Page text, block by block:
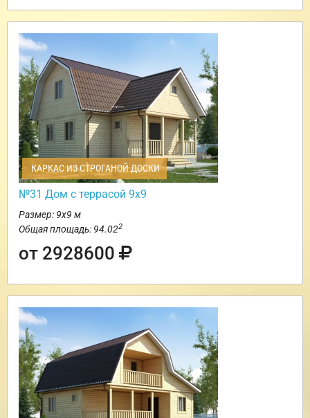
КАРКАС ИЗ СТРОГАНОЙ ДОСКИ
№31 Дом с террасой 9х9
Размер: 9х9 м
Общая площадь: 94.022
от 2928600